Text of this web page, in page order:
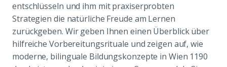
entschlüsseln und ihm mit praxiserprobten
Strategien die natürliche Freude am Lernen
zurückgeben. Wir geben Ihnen einen Überblick über
hilfreiche Vorbereitungsrituale und zeigen auf, wie
moderne, bilinguale Bildungskonzepte in Wien 1190